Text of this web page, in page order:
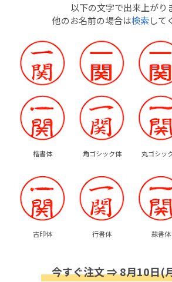
以下の文字で出来上がり
他のお名前の場合は検索して
楷書体 角ゴシック体 丸ゴシッ
古印体 行書体 隷書体
今すぐ注文 ⇒ 8月10日(